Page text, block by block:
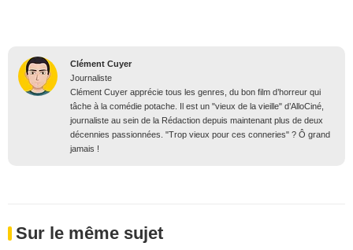
Clément Cuyer
Journaliste
Clément Cuyer apprécie tous les genres, du bon film d’horreur qui
tâche à la comédie potache. Il est un "vieux de la vieille" d’AlloCiné,
journaliste au sein de la Rédaction depuis maintenant plus de deux
décennies passionnées. "Trop vieux pour ces conneries" ? Ô grand
jamais !
Sur le même sujet